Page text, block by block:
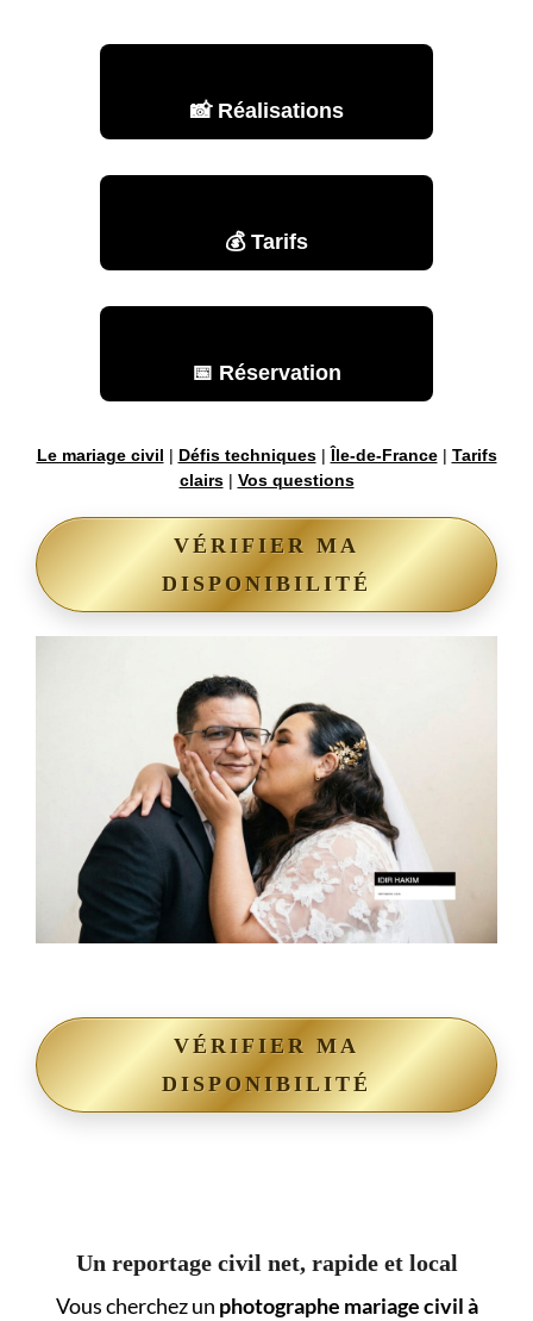
📸 Réalisations
💰 Tarifs
📅 Réservation
Le mariage civil | Défis techniques| Île-de-France| Tarifs
clairs| Vos questions
VÉRIFIER MA
DISPONIBILITÉ
VÉRIFIER MA
DISPONIBILITÉ
Un reportage civil net, rapide et local
Vous cherchez un photographe mariage civil à